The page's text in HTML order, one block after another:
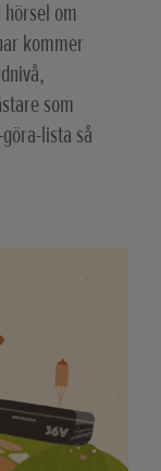
om
kommer
som
lista så